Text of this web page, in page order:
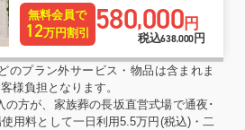
無料会員で
12万円割引 580,000円
税込638,000円
のプラン外サービス・物品は含まれま
様負担となります。
方が、家族葬の長坂直営式場で通夜･
用料として一日利用5.5万円(税込)・二